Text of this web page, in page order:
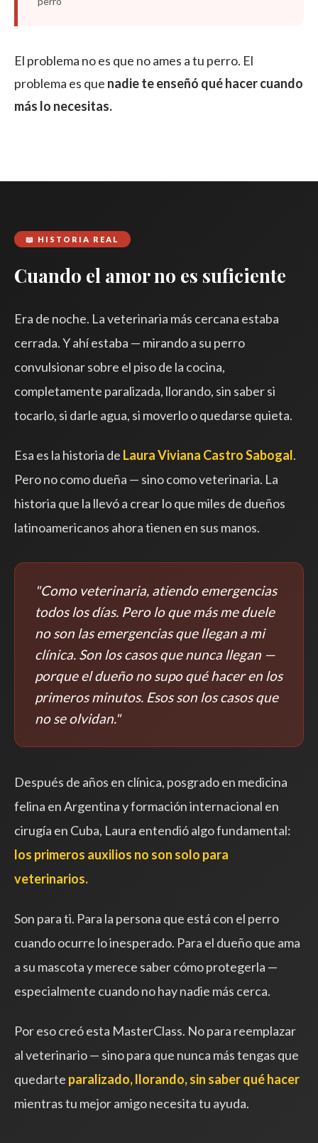
El problema no es que no ames a tu perro. El
problema es que nadie te enseñó qué hacer cuando
más lo necesitas.
📖 HISTORIA REAL
Cuando el amor no es suficiente
Era de noche. La veterinaria más cercana estaba
cerrada. Y ahí estaba — mirando a su perro
convulsionar sobre el piso de la cocina,
completamente paralizada, llorando, sin saber si
tocarlo, si darle agua, si moverlo o quedarse quieta.
Esa es la historia de Laura Viviana Castro Sabogal.
Pero no como dueña — sino como veterinaria. La
historia que la llevó a crear lo que miles de dueños
latinoamericanos ahora tienen en sus manos.
"Como veterinaria, atiendo emergencias
todos los días. Pero lo que más me duele
no son las emergencias que llegan a mi
clínica. Son los casos que nunca llegan —
porque el dueño no supo qué hacer en los
primeros minutos. Esos son los casos que
no se olvidan."
Después de años en clínica, posgrado en medicina
felina en Argentina y formación internacional en
cirugía en Cuba, Laura entendió algo fundamental:
los primeros auxilios no son solo para
veterinarios.
Son para ti. Para la persona que está con el perro
cuando ocurre lo inesperado. Para el dueño que ama
a su mascota y merece saber cómo protegerla —
especialmente cuando no hay nadie más cerca.
Por eso creó esta MasterClass. No para reemplazar
al veterinario — sino para que nunca más tengas que
quedarte paralizado, llorando, sin saber qué hacer
mientras tu mejor amigo necesita tu ayuda.